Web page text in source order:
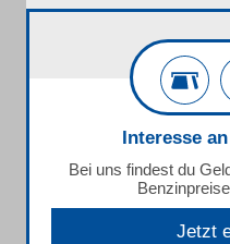
Interesse
Bei uns findest du
Jetzt